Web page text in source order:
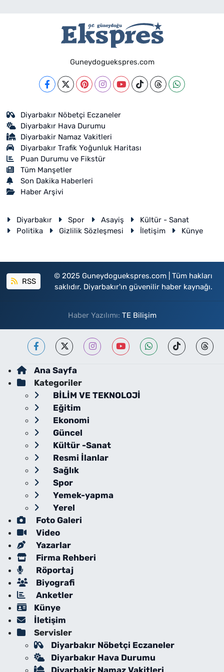
Guneydoguekspres.com
Diyarbakır Nöbetçi Eczaneler
Diyarbakır Hava Durumu
Diyarbakir Namaz Vakitleri
Diyarbakır Trafik Yoğunluk Haritası
Puan Durumu ve Fikstür
Tüm Manşetler
Son Dakika Haberleri
Haber Arşivi
Diyarbakır Spor Asayiş
Kültür - Sanat
Politika
Gizlilik Sözleşmesi İletişim Künye
RSS
© 2025 Guneydoguekspres.com | Tüm hakları
saklıdır. Diyarbakır'ın güvenilir haber kaynağı.
Haber Yazılımı: TE Bilişim
Ana Sayfa
Kategoriler
BİLİM VE TEKNOLOJİ
Eğitim
Ekonomi
Güncel
Kültür -Sanat
Resmi İlanlar
Sağlık
Spor
Yemek-yapma
Yerel
Foto Galeri
Video
Yazarlar
Firma Rehberi
Röportaj
Biyografi
Anketler
Künye
İletişim
Servisler
Diyarbakır Nöbetçi Eczaneler
Diyarbakır Hava Durumu
Diyarbakir Namaz Vakitleri